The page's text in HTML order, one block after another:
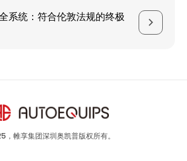
系统：符合伦敦法规的终极
，帷享集团深圳奥凯普版权所有。